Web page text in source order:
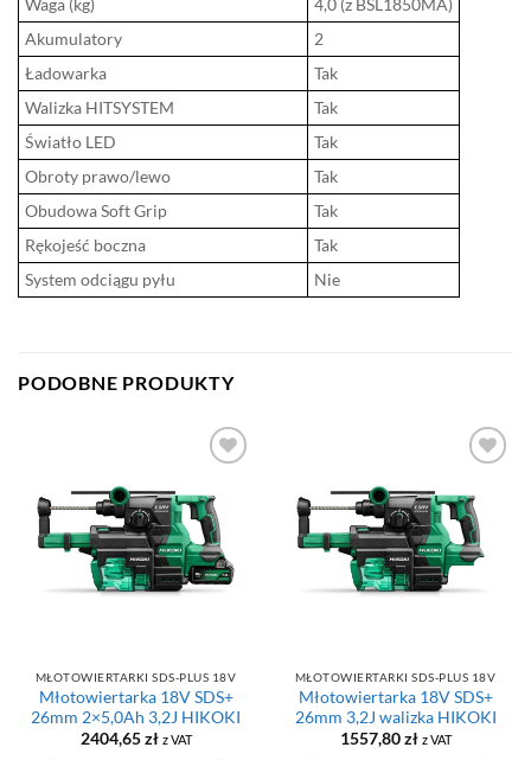
Waga (kg)
4,0 (z BSL1850MA)
Akumulatory
2
Ładowarka
Tak
Walizka HITSYSTEM
Tak
Światło LED
Tak
Obroty prawo/lewo
Tak
Obudowa Soft Grip
Tak
Rękojeść boczna
Tak
System odciągu pyłu
Nie
PODOBNE PRODUKTY
ULUBIONYCH
MŁOTOWIERTARKI SDS-PLUS 18V
Młotowiertarka 18V SDS+
26mm 2×5,0Ah 3,2J HIKOKI
2404,65zł z VAT
ULUBIONYCH
MŁOTOWIERTARKI SDS-PLUS 18V
Młotowiertarka 18V SDS+
26mm 3,2J walizka HIKOKI
1557,80zł z VAT